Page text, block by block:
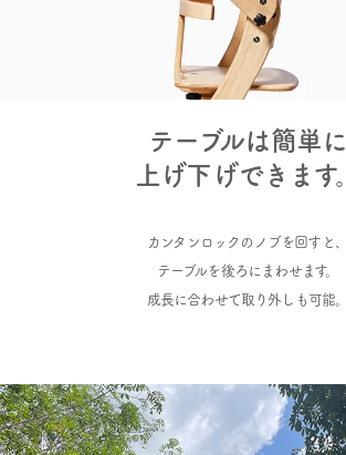
テーブルは簡単に
上げ下げできます。
カンタンロックのノブを回すと、
テーブルを後ろにまわせます。
成長に合わせて取り外しも可能。